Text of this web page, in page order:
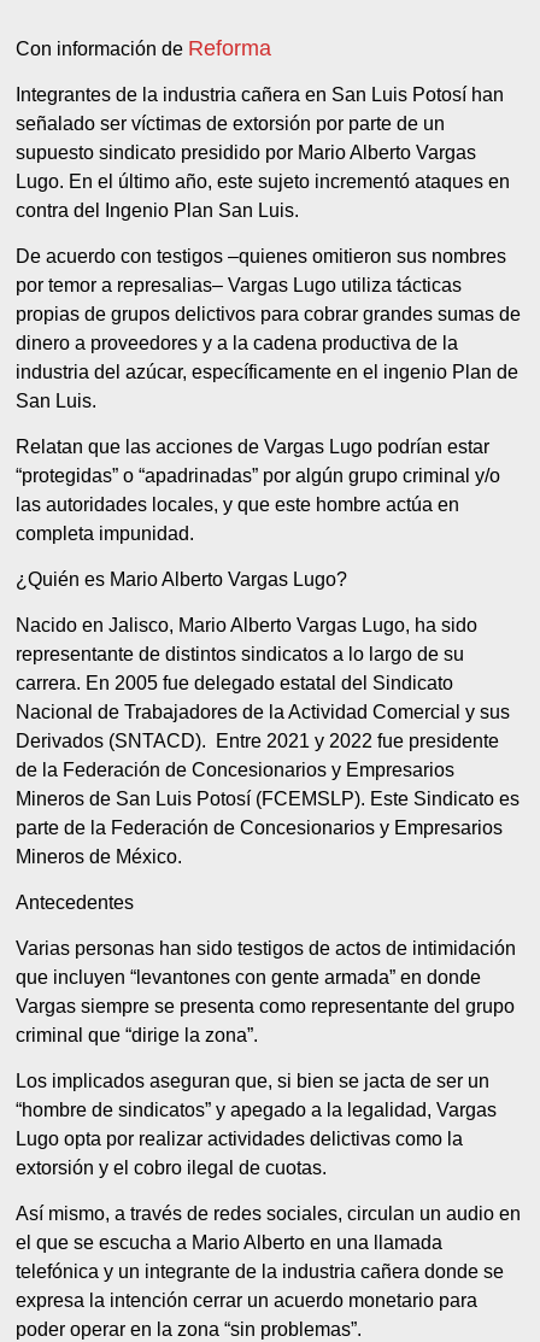
Con información de Reforma
Integrantes de la industria cañera en San Luis Potosí han
señalado ser víctimas de extorsión por parte de un
supuesto sindicato presidido por Mario Alberto Vargas
Lugo. En el último año, este sujeto incrementó ataques en
contra del Ingenio Plan San Luis.
De acuerdo con testigos –quienes omitieron sus nombres
por temor a represalias– Vargas Lugo utiliza tácticas
propias de grupos delictivos para cobrar grandes sumas de
dinero a proveedores y a la cadena productiva de la
industria del azúcar, específicamente en el ingenio Plan de
San Luis.
Relatan que las acciones de Vargas Lugo podrían estar
“protegidas” o “apadrinadas” por algún grupo criminal y/o
las autoridades locales, y que este hombre actúa en
completa impunidad.
¿Quién es Mario Alberto Vargas Lugo?
Nacido en Jalisco, Mario Alberto Vargas Lugo, ha sido
representante de distintos sindicatos a lo largo de su
carrera. En 2005 fue delegado estatal del Sindicato
Nacional de Trabajadores de la Actividad Comercial y sus
Derivados (SNTACD). Entre 2021 y 2022 fue presidente
de la Federación de Concesionarios y Empresarios
Mineros de San Luis Potosí (FCEMSLP). Este Sindicato es
parte de la Federación de Concesionarios y Empresarios
Mineros de México.
Antecedentes
Varias personas han sido testigos de actos de intimidación
que incluyen “levantones con gente armada” en donde
Vargas siempre se presenta como representante del grupo
criminal que “dirige la zona”.
Los implicados aseguran que, si bien se jacta de ser un
“hombre de sindicatos” y apegado a la legalidad, Vargas
Lugo opta por realizar actividades delictivas como la
extorsión y el cobro ilegal de cuotas.
Así mismo, a través de redes sociales, circulan un audio en
el que se escucha a Mario Alberto en una llamada
telefónica y un integrante de la industria cañera donde se
expresa la intención cerrar un acuerdo monetario para
poder operar en la zona “sin problemas”.